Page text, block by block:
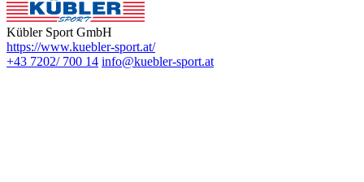
Kübler Sport GmbH
https://www.kuebler-sport.at/
+43 7202/ 700 14 info@kuebler-sport.at